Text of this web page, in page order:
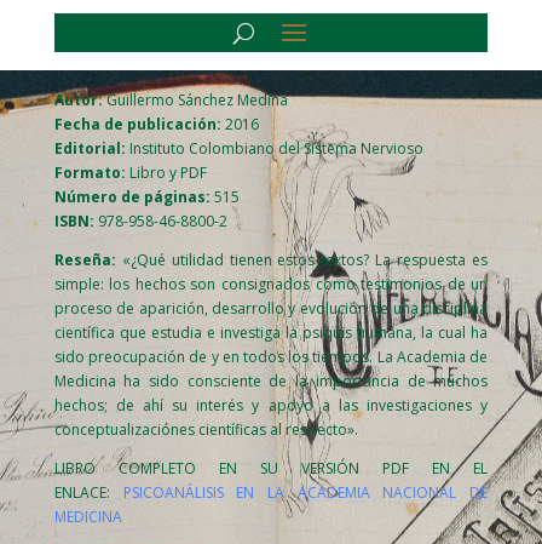
Autor:Guillermo Sánchez Medina
Fecha de publicación: 2016
Editorial: Instituto Colombiano del Sistema Nervioso
Formato: Libro y PDF
Número de páginas: 515
ISBN: 978-958-46-8800-2
Reseña: «¿Qué utilidad tienen estos textos? La respuesta es
simple: los hechos son consignados como testimonios de un
proceso de aparición, desarrollo y evolución de una disciplina
científica que estudia e investiga la psiquis humana, la cual ha
sido preocupación de y en todos los tiempos. La Academia de
Medicina ha sido consciente de la importancia de muchos
hechos; de ahí su interés y apoyo a las investigaciones y
conceptualizaciónes científicas al respecto».
LIBRO COMPLETO EN SU VERSIÓN PDF EN EL
ENLACE: PSICOANÁLISIS EN LA ACADEMIA NACIONAL DE
MEDICINA